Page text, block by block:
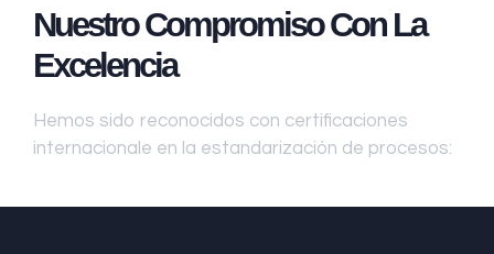
Nuestro Compromiso Con La
Excelencia
Hemos sido reconocidos con certificaciones
internacionale en la estandarización de procesos: